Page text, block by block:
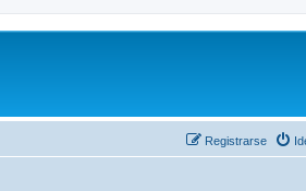
Registrarse